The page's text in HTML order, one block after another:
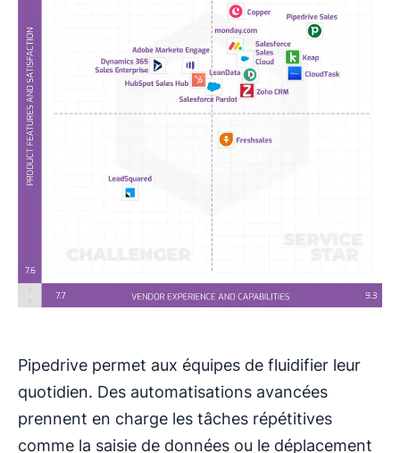
Pipedrive permet aux équipes de fluidifier leur
quotidien. Des automatisations avancées
prennent en charge les tâches répétitives
comme la saisie de données ou le déplacement